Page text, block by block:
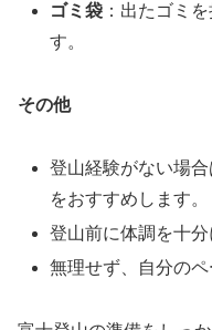
ゴミ袋 ：出たゴミ
す。
その他
登山経験がない場
をおすすめします。
登山前に体調を十分
無理せず、自分のペ